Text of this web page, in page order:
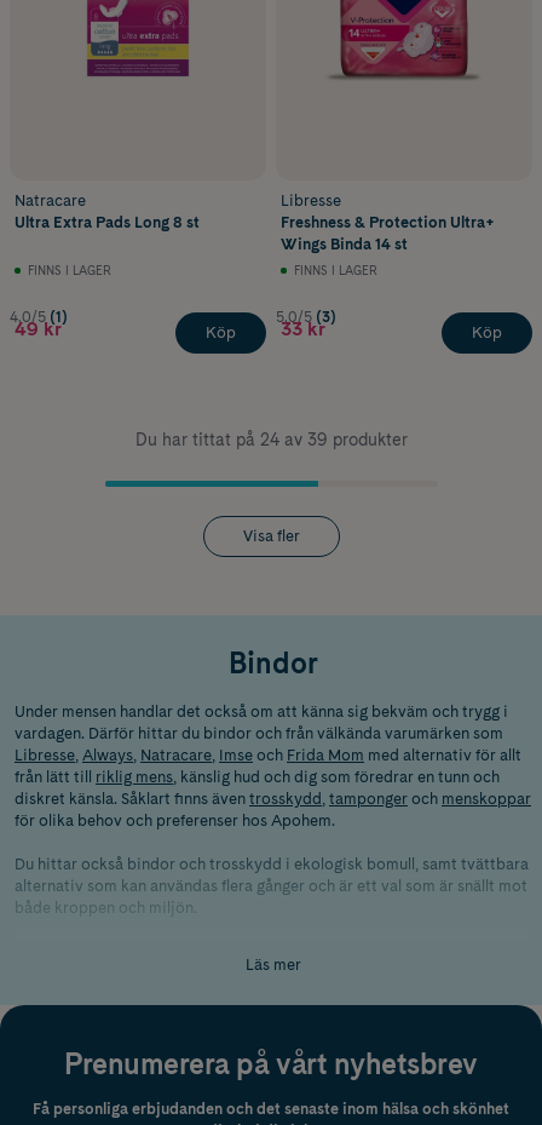
Natracare
Ultra Extra Pads Long 8 st
FINNS I LAGER
4.0/5 (1)
49 kr Köp
Libresse
Freshness & Protection Ultra+
Wings Binda 14 st
FINNS I LAGER
5.0/5 (3)
33 kr Köp
Du har tittat på 24 av 39 produkter
Visa fler
Bindor
Under mensen handlar det också om att känna sig bekväm och trygg i
vardagen. Därför hittar du bindor och från välkända varumärken som
Libresse Always Natracare Imse och Frida Mom med alternativ för allt
från lätt till riklig mens , känslig hud och dig som föredrar en tunn och
diskret känsla. Såklart finns även trosskydd tamponger och menskoppar
för olika behov och preferenser hos Apohem.
Du hittar också bindor och trosskydd i ekologisk bomull, samt tvättbara
alternativ som kan användas flera gånger och är ett val som är snällt mot
både kroppen och miljön.
kylande maxibindor för extra komfort efter förlossning. Ett tips är
Och eftersom mens handlar om mer än bara själva skyddet kan det vara
skönt att ge kroppen lite extra omtanke – till exempel med en bit
Läs mer
Prenumerera på vårt nyhetsbrev
Få personliga erbjudanden och det senaste inom hälsa och skönhet